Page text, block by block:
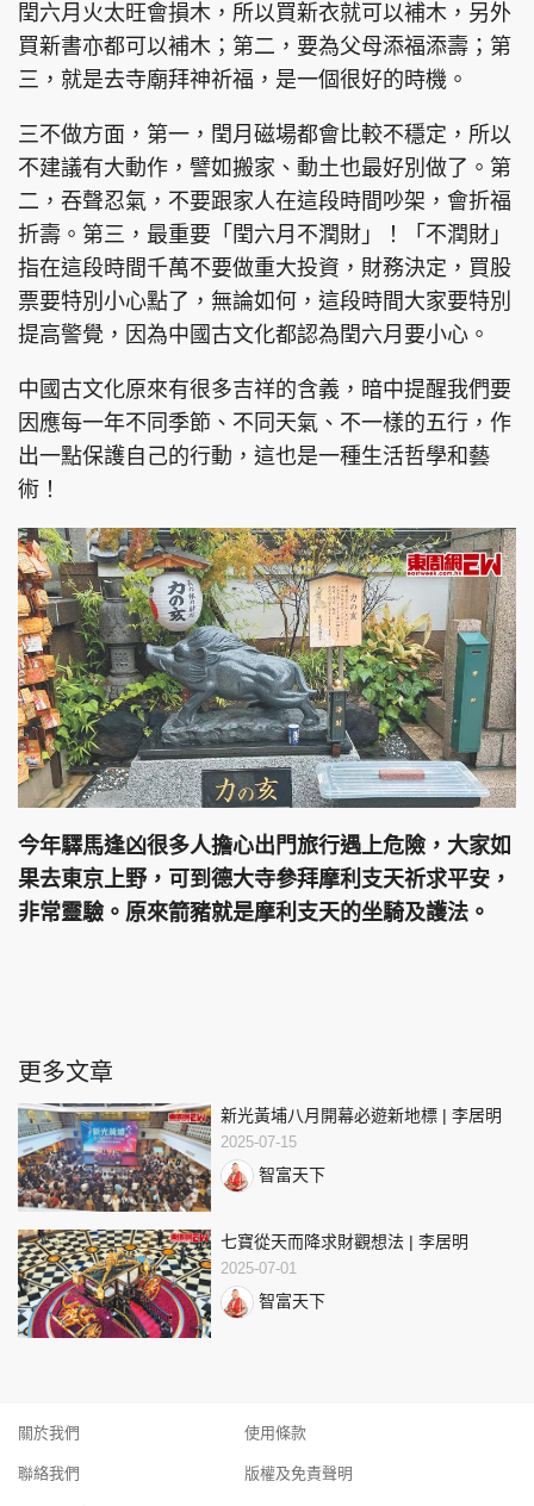
閏六月火太旺會損木，所以買新衣就可以補木，另外
買新書亦都可以補木；第二，要為父母添福添壽；第
三，就是去寺廟拜神祈福，是一個很好的時機。
三不做方面，第一，閏月磁場都會比較不穩定，所以
不建議有大動作，譬如搬家、動土也最好別做了。第
二，吞聲忍氣，不要跟家人在這段時間吵架，會折福
折壽。第三，最重要「閏六月不潤財」！「不潤財」
指在這段時間千萬不要做重大投資，財務決定，買股
票要特別小心點了，無論如何，這段時間大家要特別
提高警覺，因為中國古文化都認為閏六月要小心。
中國古文化原來有很多吉祥的含義，暗中提醒我們要
因應每一年不同季節、不同天氣、不一樣的五行，作
出一點保護自己的行動，這也是一種生活哲學和藝
術！
今年驛馬逢凶很多人擔心出門旅行遇上危險，大家如
果去東京上野，可到德大寺參拜摩利支天祈求平安，
非常靈驗。原來箭豬就是摩利支天的坐騎及護法。
更多文章
新光黃埔八月開幕必遊新地標 | 李居明
2025-07-15
智富天下
七寶從天而降求財觀想法 | 李居明
2025-07-01
智富天下
關於我們
聯絡我們
使用條款
版權及免責聲明